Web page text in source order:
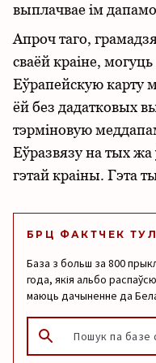
выплачвае ім
Апроч таго,
сваёй краіне,
Еўрапейскую карту
ёй без дадатковых
тэрміновую
Еўразвязу на тых
гэтай краіны. Гэта
БРЦ ФАКТЧЕК ТУЛ
База з больш за 800
года, якія альбо
маюць дачыненне да